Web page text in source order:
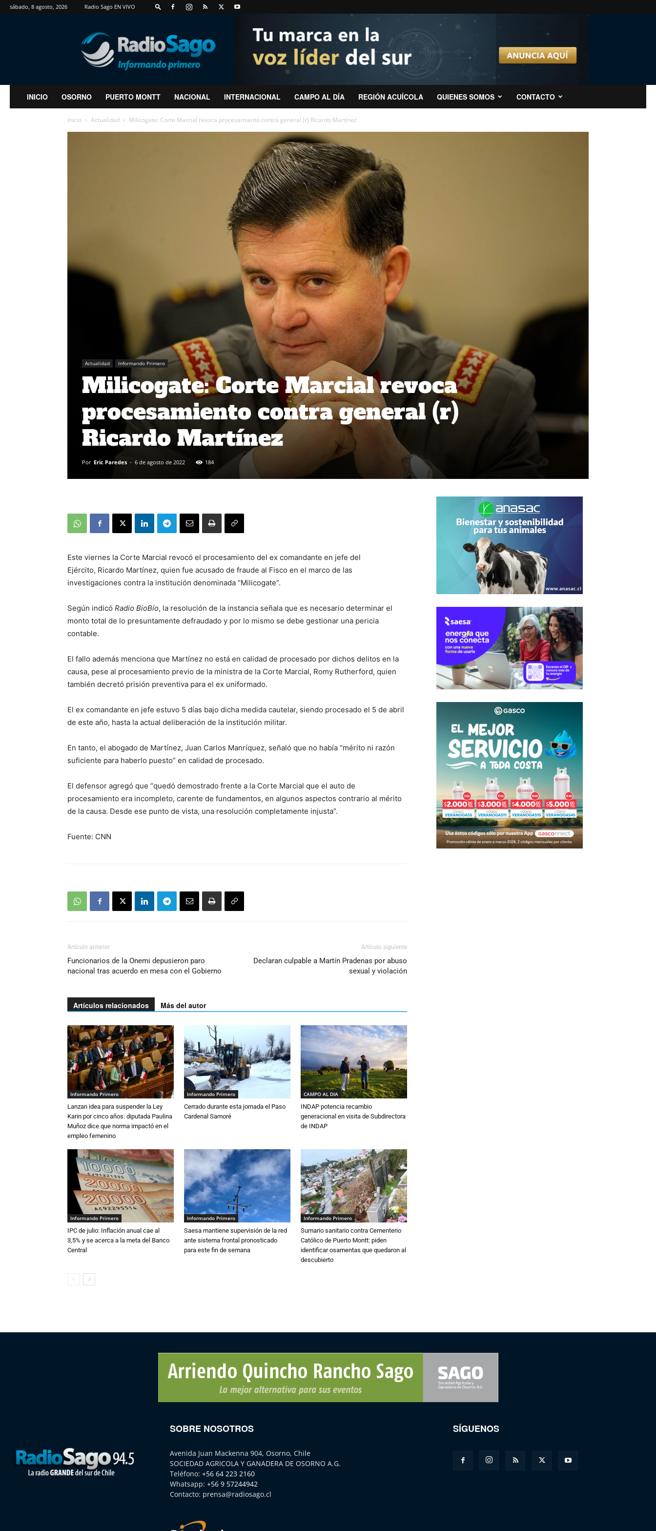
sábado, 8 agosto, 2026 Radio Sago EN VIVO
RadioSago
INICIO OSORNO PUERTO MONTT NACIONAL INTERNACIONAL CAMPO AL DÍA REGIÓN ACUÍCOLA QUIENES SOMOS CONTACTO
Inicio Actualidad Milicogate: Corte Marcial revoca procesamiento contra general (r) Ricardo Martínez
Actualidad Informando Primero
Milicogate: Corte Marcial revoca
procesamiento contra general (r)
Ricardo Martínez
Por Eric Paredes - 6 de agosto de 2022 184
Este viernes la Corte Marcial revocó el procesamiento del ex comandante en jefe del
Ejército, Ricardo Martínez, quien fue acusado de fraude al Fisco en el marco de las
investigaciones contra la institución denominada “Milicogate”.
Según indicó Radio BioBío, la resolución de la instancia señala que es necesario determinar el
monto total de lo presuntamente defraudado y por lo mismo se debe gestionar una pericia
contable.
El fallo además menciona que Martínez no está en calidad de procesado por dichos delitos en la
causa, pese al procesamiento previo de la ministra de la Corte Marcial, Romy Rutherford, quien
también decretó prisión preventiva para el ex uniformado.
El ex comandante en jefe estuvo 5 días bajo dicha medida cautelar, siendo procesado el 5 de abril
de este año, hasta la actual deliberación de la institución militar.
En tanto, el abogado de Martínez, Juan Carlos Manríquez, señaló que no había “mérito ni razón
suficiente para haberlo puesto” en calidad de procesado.
El defensor agregó que “quedó demostrado frente a la Corte Marcial que el auto de
procesamiento era incompleto, carente de fundamentos, en algunos aspectos contrario al mérito
de la causa. Desde ese punto de vista, una resolución completamente injusta”.
Fuente: CNN
Artículo anterior
Funcionarios de la Onemi depusieron paro
nacional tras acuerdo en mesa con el Gobierno
Artículo siguiente
Declaran culpable a Martín Pradenas por abuso
sexual y violación
Artículos relacionados Más del autor
Informando Primero
Lanzan idea para suspender la Ley
Karin por cinco años: diputada Paulina
Muñoz dice que norma impactó en el
empleo femenino
Informando Primero
Cerrado durante esta jornada el Paso
Cardenal Samoré
CAMPO AL DIA
INDAP potencia recambio
generacional en visita de Subdirectora
de INDAP
Informando Primero
IPC de julio: Inflación anual cae al
3,5% y se acerca a la meta del Banco
Central
Informando Primero
Saesa mantiene supervisión de la red
ante sistema frontal pronosticado
para este fin de semana
Informando Primero
Sumario sanitario contra Cementerio
Católico de Puerto Montt: piden
identificar osamentas que quedaron al
descubierto
SOBRE NOSOTROS
Avenida Juan Mackenna 904, Osorno, Chile
SOCIEDAD AGRICOLA Y GANADERA DE OSORNO A.G.
Teléfono: +56 64 223 2160
Whatsapp: +56 9 57244942
Contacto: prensa@radiosago.cl
SÍGUENOS